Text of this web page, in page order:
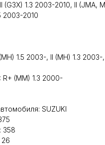
(G3X) 1.3 2003-2010, II (JMA,
2003-2010
1.5 2003-, II (MH) 1.3
R+ (MM) 1.3 2000-
SUZUKI
358